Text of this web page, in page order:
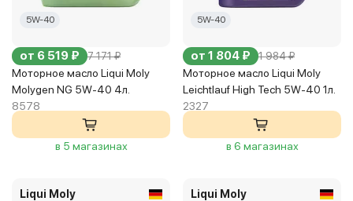
5W-40
от 6 519 ₽ 7 171 ₽
Моторное масло Liqui Moly
Molygen NG 5W-40 4л.
8578
в 5 магазинах
5W-40
от 1 804 ₽ 1 984 ₽
Моторное масло Liqui Moly
Leichtlauf High Tech 5W-40 1л.
2327
в 6 магазинах
Liqui Moly Liqui Moly